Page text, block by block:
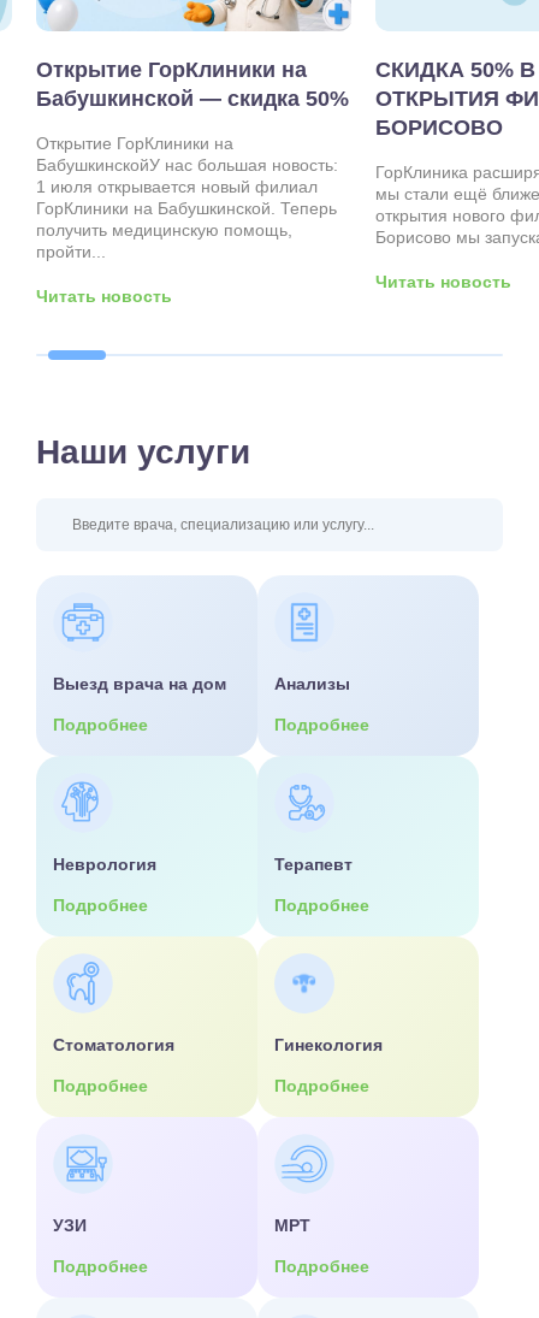
Открытие ГорКлиники на
Бабушкинской — скидка 50%
Открытие ГорКлиники на
БабушкинскойУ нас большая новость:
1 июля открывается новый филиал
ГорКлиники на Бабушкинской. Теперь
получить медицинскую помощь,
пройти...
Читать новость
СКИДКА 50%
ОТКРЫТИЯ
БОРИСОВО
ГорКлиника
мы стали ещё
открытия нового
Борисово мы
Читать новость
Наши услуги
Выезд врача на дом
Подробнее
Анализы
Подробнее
Неврология
Подробнее
Терапевт
Подробнее
Стоматология
Подробнее
Гинекология
Подробнее
УЗИ
Подробнее
МРТ
Подробнее